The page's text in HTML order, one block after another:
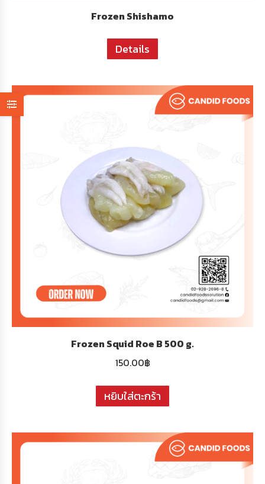
Frozen Shishamo
Details
Frozen Squid Roe B 500 g.
150.00฿
หยิบใส่ตะกร้า